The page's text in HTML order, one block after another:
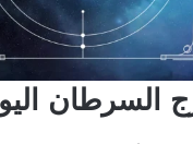
السرطان